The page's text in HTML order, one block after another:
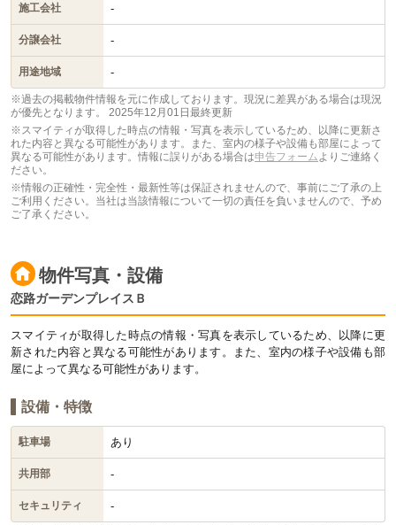
施工会社 -
分譲会社 -
用途地域 -
※過去の掲載物件情報を元に作成しております。現況に差異がある場合は現況
が優先となります。 2025年12月01日最終更新
※スマイティが取得した時点の情報・写真を表示しているため、以降に更新さ
れた内容と異なる可能性があります。また、室内の様子や設備も部屋によって
異なる可能性があります。情報に誤りがある場合は申告フォーム よりご連絡く
ださい。
※情報の正確性・完全性・最新性等は保証されませんので、事前にご了承の上
ご利用ください。当社は当該情報について一切の責任を負いませんので、予め
ご了承ください。
物件写真・設備
恋路ガーデンプレイスＢ
スマイティが取得した時点の情報・写真を表示しているため、以降に更
新された内容と異なる可能性があります。また、室内の様子や設備も部
屋によって異なる可能性があります。
設備・特徴
駐車場 あり
共用部 -
セキュリティ -